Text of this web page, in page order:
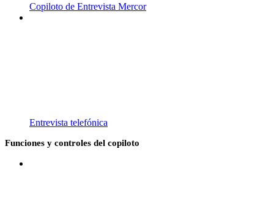
Copiloto de Entrevista Mercor
Entrevista telefónica
Funciones y controles del copiloto